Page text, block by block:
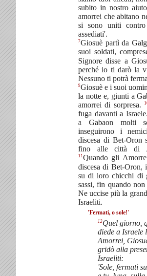
subito in nostro
amorrei che abitano
si sono uniti
assediati'.
7Giosuè partì da
suoi soldati,
Signore disse a
perché io ti darò la
Nessuno ti potrà
9Giosuè e i suoi
la notte e, giunti a
amorrei di sorpresa.
fuga davanti a
a Gabaon molti
inseguirono i
discesa di Bet-Oron
fino alle città di
11Quando gli
discesa di Bet-Oron,
su di loro chicchi di
sassi, fin quando
Ne uccise più la
Israeliti.
'Fermati, o sole!'
12Quel giorno,
diede a Israele
Amorrei,
gridò alla
Israeliti:
'Sole, fermati